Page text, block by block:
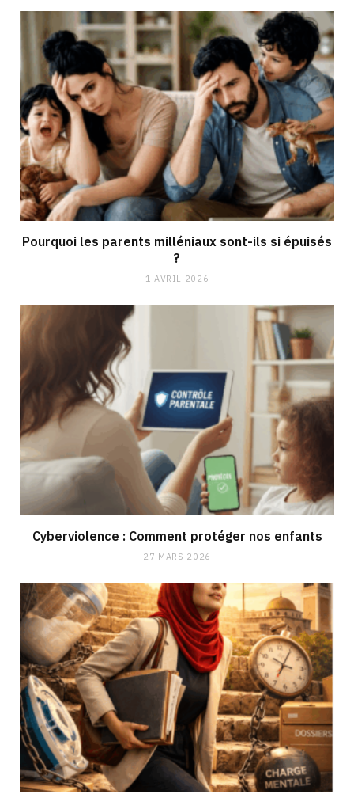
Pourquoi les parents milléniaux sont-ils si épuisés
?
1 AVRIL 2026
Cyberviolence : Comment protéger nos enfants
27 MARS 2026